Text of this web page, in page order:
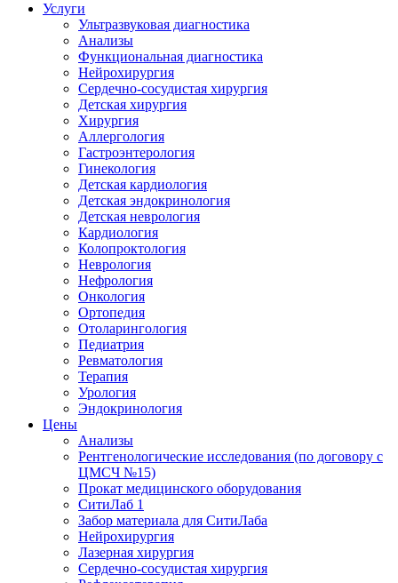
Услуги
Ультразвуковая диагностика
Анализы
Функциональная диагностика
Нейрохирургия
Сердечно-сосудистая хирургия
Детская хирургия
Хирургия
Аллергология
Гастроэнтерология
Гинекология
Детская кардиология
Детская эндокринология
Детская неврология
Кардиология
Колопроктология
Неврология
Нефрология
Онкология
Ортопедия
Отоларингология
Педиатрия
Ревматология
Терапия
Урология
Эндокринология
Цены
Анализы
Рентгенологические исследования (по договору с
ЦМСЧ №15)
Прокат медицинского оборудования
СитиЛаб 1
Забор материала для СитиЛаба
Нейрохирургия
Лазерная хирургия
Сердечно-сосудистая хирургия